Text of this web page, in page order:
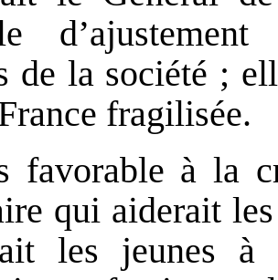
de la société ;
fragilisée.
favorable à la
qui aiderait
les jeunes à